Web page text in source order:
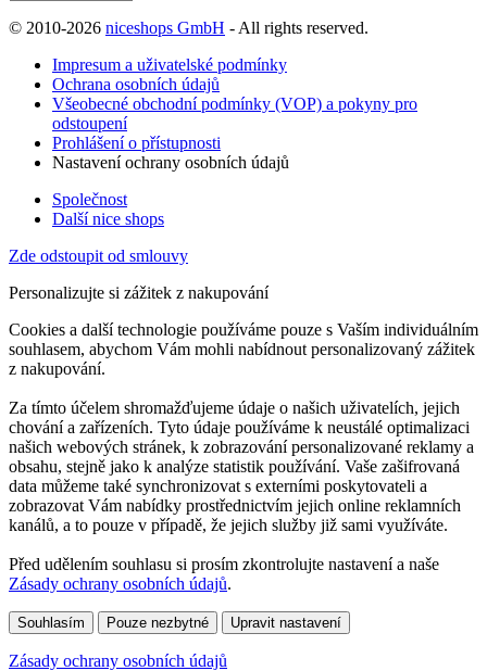
© 2010-2026 niceshops GmbH - All rights reserved.
Impresum a uživatelské podmínky
Ochrana osobních údajů
Všeobecné obchodní podmínky (VOP) a pokyny pro
odstoupení
Prohlášení o přístupnosti
Nastavení ochrany osobních údajů
Společnost
Další nice shops
Zde odstoupit od smlouvy
Personalizujte si zážitek z nakupování
Cookies a další technologie používáme pouze s Vaším individuálním
souhlasem, abychom Vám mohli nabídnout personalizovaný zážitek
z nakupování.
Za tímto účelem shromažďujeme údaje o našich uživatelích, jejich
chování a zařízeních. Tyto údaje používáme k neustálé optimalizaci
našich webových stránek, k zobrazování personalizované reklamy a
obsahu, stejně jako k analýze statistik používání. Vaše zašifrovaná
data můžeme také synchronizovat s externími poskytovateli a
zobrazovat Vám nabídky prostřednictvím jejich online reklamních
kanálů, a to pouze v případě, že jejich služby již sami využíváte.
Před udělením souhlasu si prosím zkontrolujte nastavení a naše
Zásady ochrany osobních údajů.
Souhlasím Pouze nezbytné Upravit nastavení
Zásady ochrany osobních údajů